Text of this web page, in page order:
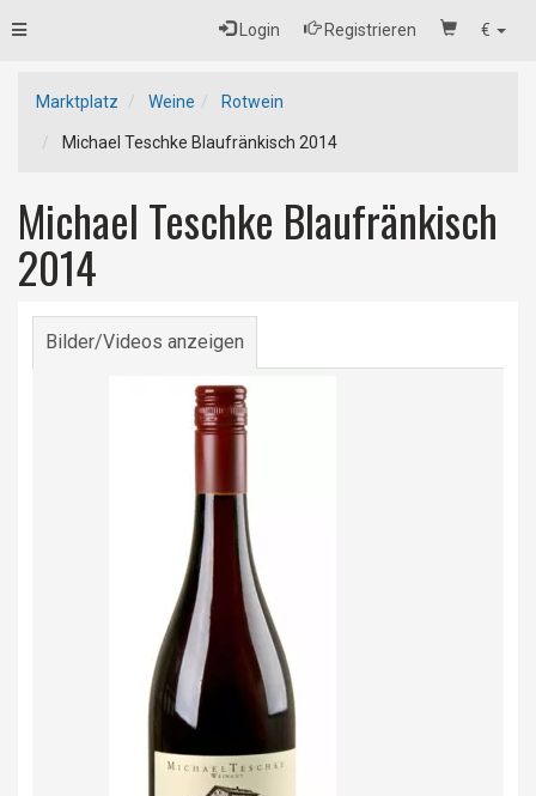
€
Login Registrieren
Toggle
Marktplatz Weine Rotwein
Michael Teschke Blaufränkisch 2014
Michael Teschke Blaufränkisch
2014
Bilder/Videos anzeigen